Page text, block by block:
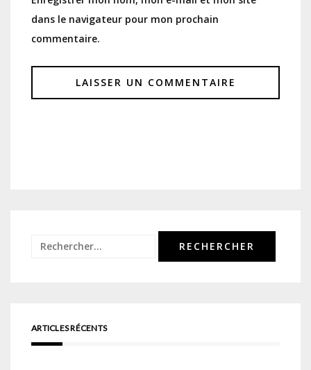
dans le navigateur pour mon prochain
commentaire.
Rechercher :
ARTICLES RÉCENTS